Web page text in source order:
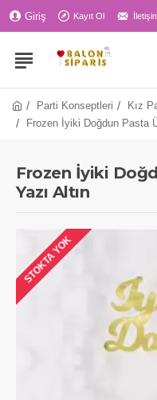
Giriş Kayıt Ol
Parti Konseptleri Kız
Frozen İyiki Doğdun Pasta
Frozen İyiki
Yazı Altın
STOKTA YOK